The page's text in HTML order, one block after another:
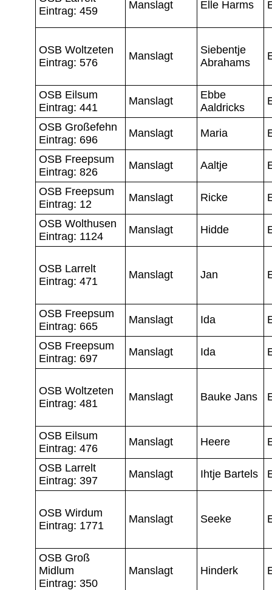
Eintrag: 459
Manslagt Elle Harms
OSB Woltzeten
Eintrag: 576
Manslagt
Siebentje
Abrahams
OSB Eilsum
Eintrag: 441
Manslagt
Ebbe
Aaldricks
OSB Großefehn
Eintrag: 696
Manslagt Maria
OSB Freepsum
Eintrag: 826
Manslagt Aaltje
OSB Freepsum
Eintrag: 12
Manslagt Ricke
OSB Wolthusen
Eintrag: 1124
Manslagt Hidde
OSB Larrelt
Eintrag: 471
Manslagt Jan
OSB Freepsum
Eintrag: 665
Manslagt Ida
OSB Freepsum
Eintrag: 697
Manslagt Ida
OSB Woltzeten
Eintrag: 481
Manslagt Bauke Jans
OSB Eilsum
Eintrag: 476
Manslagt Heere
OSB Larrelt
Eintrag: 397
Manslagt Ihtje Bartels
OSB Wirdum
Eintrag: 1771
Manslagt Seeke
OSB Groß
Midlum
Eintrag: 350
Manslagt Hinderk